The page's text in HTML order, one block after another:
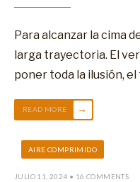
Para alcanzar la cima
larga trayectoria. El
poner toda la ilusión, el
READ MORE →
AIRE COMPRIMIDO
JULIO 11, 2024 • 16 COMMENTS